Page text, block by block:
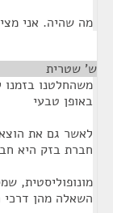
מה שהיה. אני
ש' שטרית
משהחלטנו בזמנו
באופן טבעי
חברת בזק היא
מונופוליסטית,
השאלה מהן דרכי